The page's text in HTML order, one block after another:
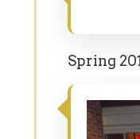
Spring